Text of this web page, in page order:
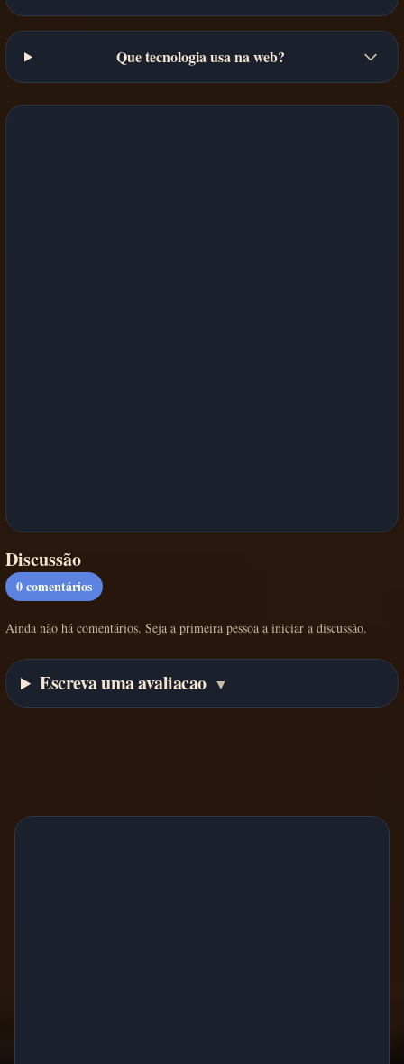
Que tecnologia usa na web?
Discussão
0comentários
Ainda não há comentários. Seja a primeira pessoa a iniciar a discussão.
Escreva uma avaliacao ▼